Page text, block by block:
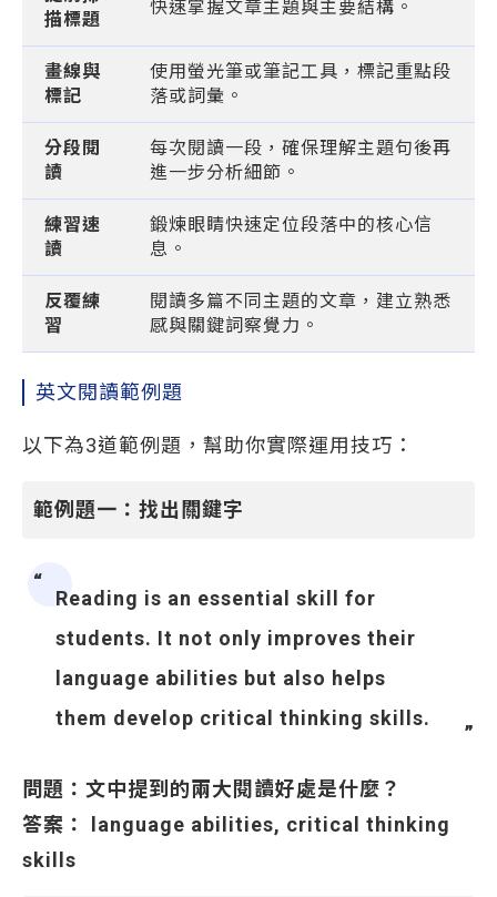
描標題
快速掌握文章主題與主要結構。
畫線與
標記
使用螢光筆或筆記工具，標記重點段
落或詞彙。
分段閱
讀
每次閱讀一段，確保理解主題句後再
進一步分析細節。
練習速
讀
鍛煉眼睛快速定位段落中的核心信
息。
反覆練
習
閱讀多篇不同主題的文章，建立熟悉
感與關鍵詞察覺力。
英文閱讀範例題
以下為3道範例題，幫助你實際運用技巧：
範例題一：找出關鍵字
Reading is an essential skill for
students. It not only improves their
language abilities but also helps
them develop critical thinking skills.
問題：文中提到的兩大閱讀好處是什麼？
答案：
language abilities, critical thinking
skills